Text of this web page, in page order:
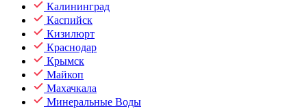
Калининград
Каспийск
Кизилюрт
Краснодар
Крымск
Майкоп
Махачкала
Минеральные Воды